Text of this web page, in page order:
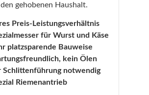
gehobenen Haushalt.
Preis-Leistungsverhältnis
für Wurst und Käse
platzsparende Bauweise
kein Ölen
Schlittenführung notwendig
Riemenantrieb